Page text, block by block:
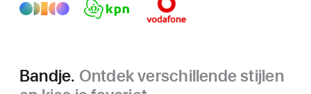
Bandje. Ontdek verschillende stijlen